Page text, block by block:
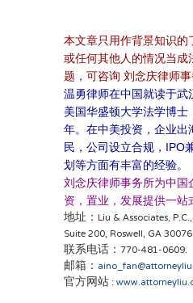
本文章只用作背景知识的
或任何其他人的情况当成
题，可咨询 刘念庆律师
温勇律师在中国就读于武
美国华盛顿大学法学博
年。在中美投资，企业出
民，公司设立合规，IPO
划等方面有丰富的经验。
刘念庆律师事务所为中国
资，置业，发展提供一站
地址：Liu & Associates,
Suite 200, Roswell, GA 30076.
联系电话：770-481-0609.
邮箱：
官方网站 :